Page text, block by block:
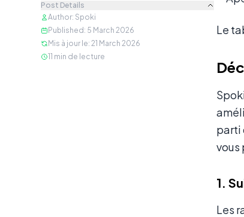
Post Details
Author: Spoki
Published : 5 March 2026
Mis à jour le: 21 March 2026
11 min de lecture
Le
parti
vous
1.
Les